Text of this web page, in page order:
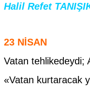
Halil Refet
23 NİSAN
Vatan tehlikedeydi;
«Vatan kurtaracak